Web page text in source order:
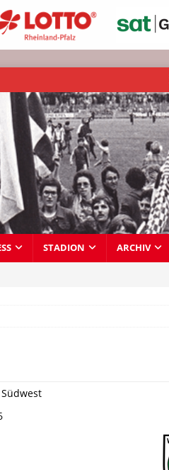
STADION ARCHIV